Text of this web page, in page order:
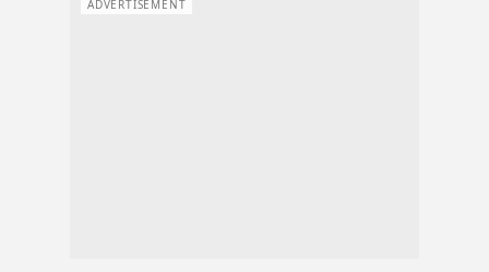
ADVERTISEMENT